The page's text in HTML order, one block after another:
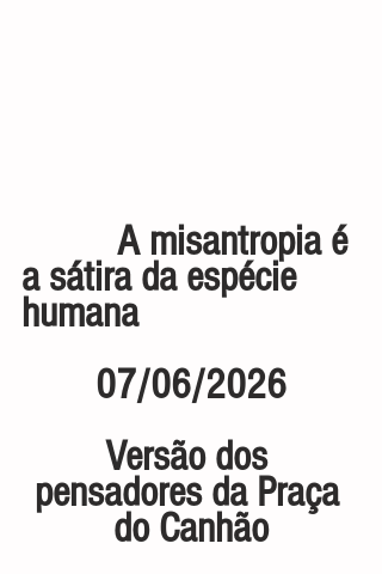
a sátira da espécie
humana
07/06/2026
Versão dos
pensadores da Praça
do Canhão